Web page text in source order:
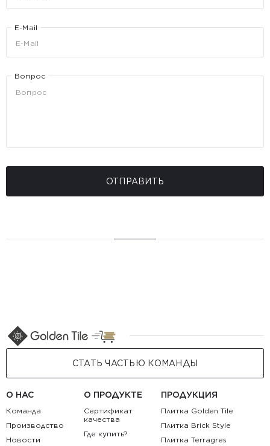
E-Mail
Вопрос
ОТПРАВИТЬ
СТАТЬ ЧАСТЬЮ КОМАНДЫ
О НАС
Команда
Производство
Новости
О ПРОДУКТЕ
Сертификат
качества
Где купить?
ПРОДУКЦИЯ
Плитка Golden Tile
Плитка Brick Style
Плитка Terragres